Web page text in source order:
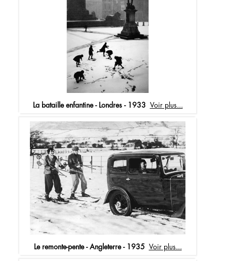
La bataille enfantine - Londres - 1933 Voir plus...
Le remonte-pente - Angleterre - 1935 Voir plus...